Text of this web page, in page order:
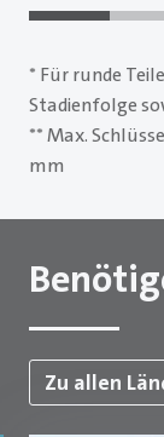
* Für runde
Stadienfolge
** Max.
mm
Zu allen